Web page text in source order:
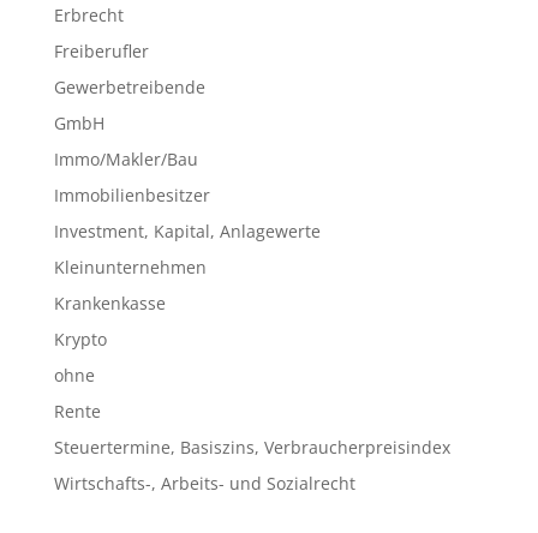
Erbrecht
Freiberufler
Gewerbetreibende
GmbH
Immo/Makler/Bau
Immobilienbesitzer
Investment, Kapital, Anlagewerte
Kleinunternehmen
Krankenkasse
Krypto
ohne
Rente
Steuertermine, Basiszins, Verbraucherpreisindex
Wirtschafts-, Arbeits- und Sozialrecht